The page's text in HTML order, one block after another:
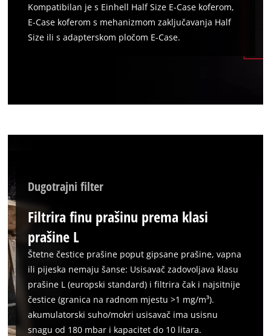
Kompatibilan je s Einhell Half Size E-Case koferom,
E-Case koferom s mehanizmom zaključavanja Half
Size ili s adapterskom pločom E-Case.
Dugotrajni filter
Filtrira finu prašinu prema klasi
prašine L
Štetne čestice prašine poput gipsane prašine, vapna
ili pijeska nemaju šanse: Usisavač zadovoljava klasu
prašine L (europski standard) i filtrira čak i najsitnije
čestice (granica na radnom mjestu >1 mg/m³).
akumulatorski suho/mokri usisavač ima usisnu
snagu od 180 mbar i kapacitet do 10 litara.